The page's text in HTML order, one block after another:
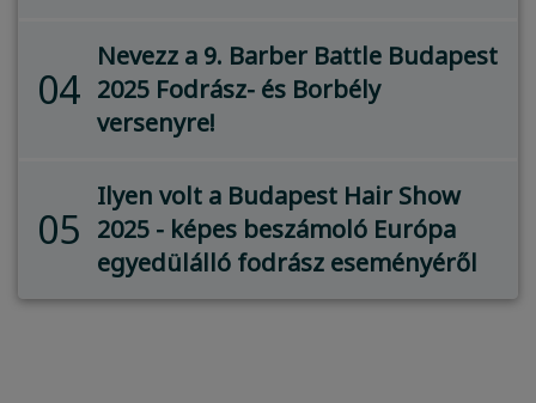
04
Nevezz a 9. Barber Battle Budapest
2025 Fodrász- és Borbély
versenyre!
05
Ilyen volt a Budapest Hair Show
2025 - képes beszámoló Európa
egyedülálló fodrász eseményéről